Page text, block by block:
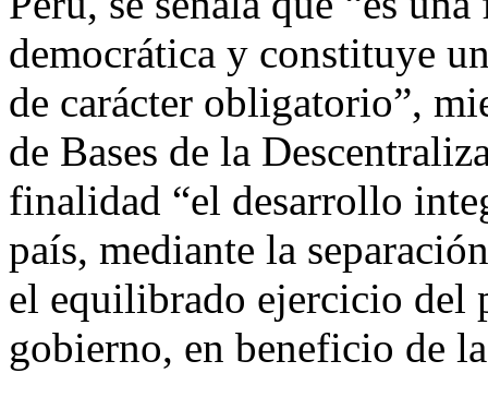
democrática y constituye
de carácter obligatorio”,
de Bases de la
finalidad “el desarrollo
país, mediante la
el equilibrado ejercicio del
gobierno, en beneficio de